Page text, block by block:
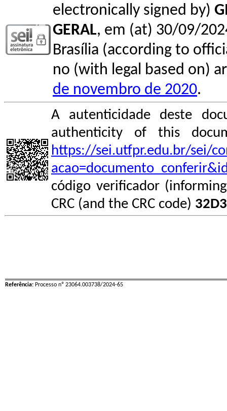
electronically signed by)
GERAL, em (at) 30/09/
Brasília (according to
no (with legal based on)
de novembro de 2020.
A autenticidade deste
authenticity of this
https://sei.utfpr.edu.br/sei/
código verificador
CRC (and the CRC code)
Referência: Processo nº 23064.003738/2024-65